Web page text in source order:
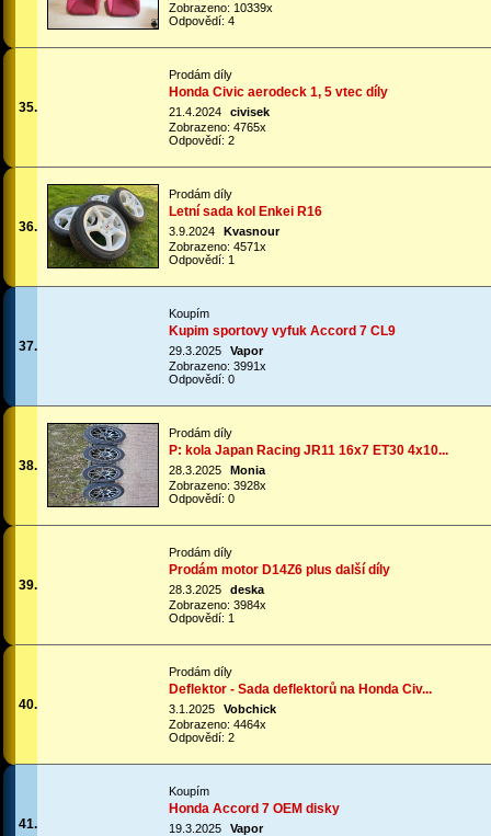
Zobrazeno: 10339x
Odpovědí: 4
35.
Prodám díly
Honda Civic aerodeck 1, 5 vtec díly
21.4.2024
civisek
Zobrazeno: 4765x
Odpovědí: 2
36.
Prodám díly
Letní sada kol Enkei R16
3.9.2024
Kvasnour
Zobrazeno: 4571x
Odpovědí: 1
37.
Koupím
Kupim sportovy vyfuk Accord 7 CL9
29.3.2025
Vapor
Zobrazeno: 3991x
Odpovědí: 0
38.
Prodám díly
P: kola Japan Racing JR11 16x7 ET30 4x10...
28.3.2025
Monia
Zobrazeno: 3928x
Odpovědí: 0
39.
Prodám díly
Prodám motor D14Z6 plus další díly
28.3.2025
deska
Zobrazeno: 3984x
Odpovědí: 1
40.
Prodám díly
Deflektor - Sada deflektorů na Honda Civ...
3.1.2025
Vobchick
Zobrazeno: 4464x
Odpovědí: 2
41.
Koupím
Honda Accord 7 OEM disky
19.3.2025
Vapor